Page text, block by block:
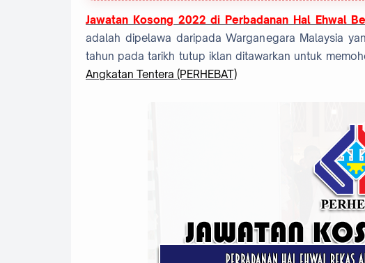
Jawatan Kosong 2022 di Perbadanan Hal Ehwal
adalah dipelawa daripada Warganegara Malaysia
tahun pada tarikh tutup iklan ditawarkan untuk
Angkatan Tentera (PERHEBAT)